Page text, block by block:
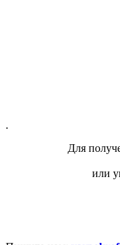
.
Для
или